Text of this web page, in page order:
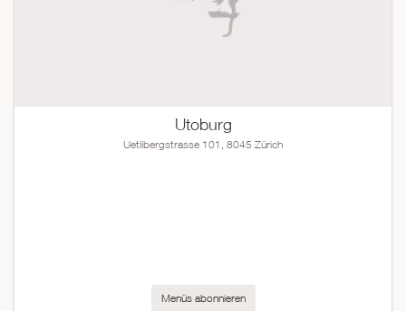
Utoburg
Uetlibergstrasse 101, 8045 Zürich
Menüs abonnieren